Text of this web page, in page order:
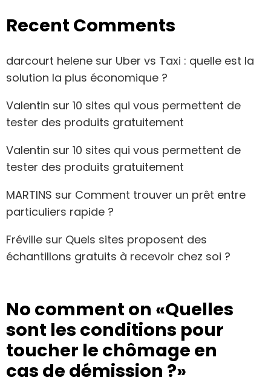
Recent Comments
darcourt helene sur Uber vs Taxi : quelle est la
solution la plus économique ?
Valentin sur 10 sites qui vous permettent de
tester des produits gratuitement
Valentin sur 10 sites qui vous permettent de
tester des produits gratuitement
MARTINS sur Comment trouver un prêt entre
particuliers rapide ?
Fréville sur Quels sites proposent des
échantillons gratuits à recevoir chez soi ?
No comment on «Quelles
sont les conditions pour
toucher le chômage en
cas de démission ?»